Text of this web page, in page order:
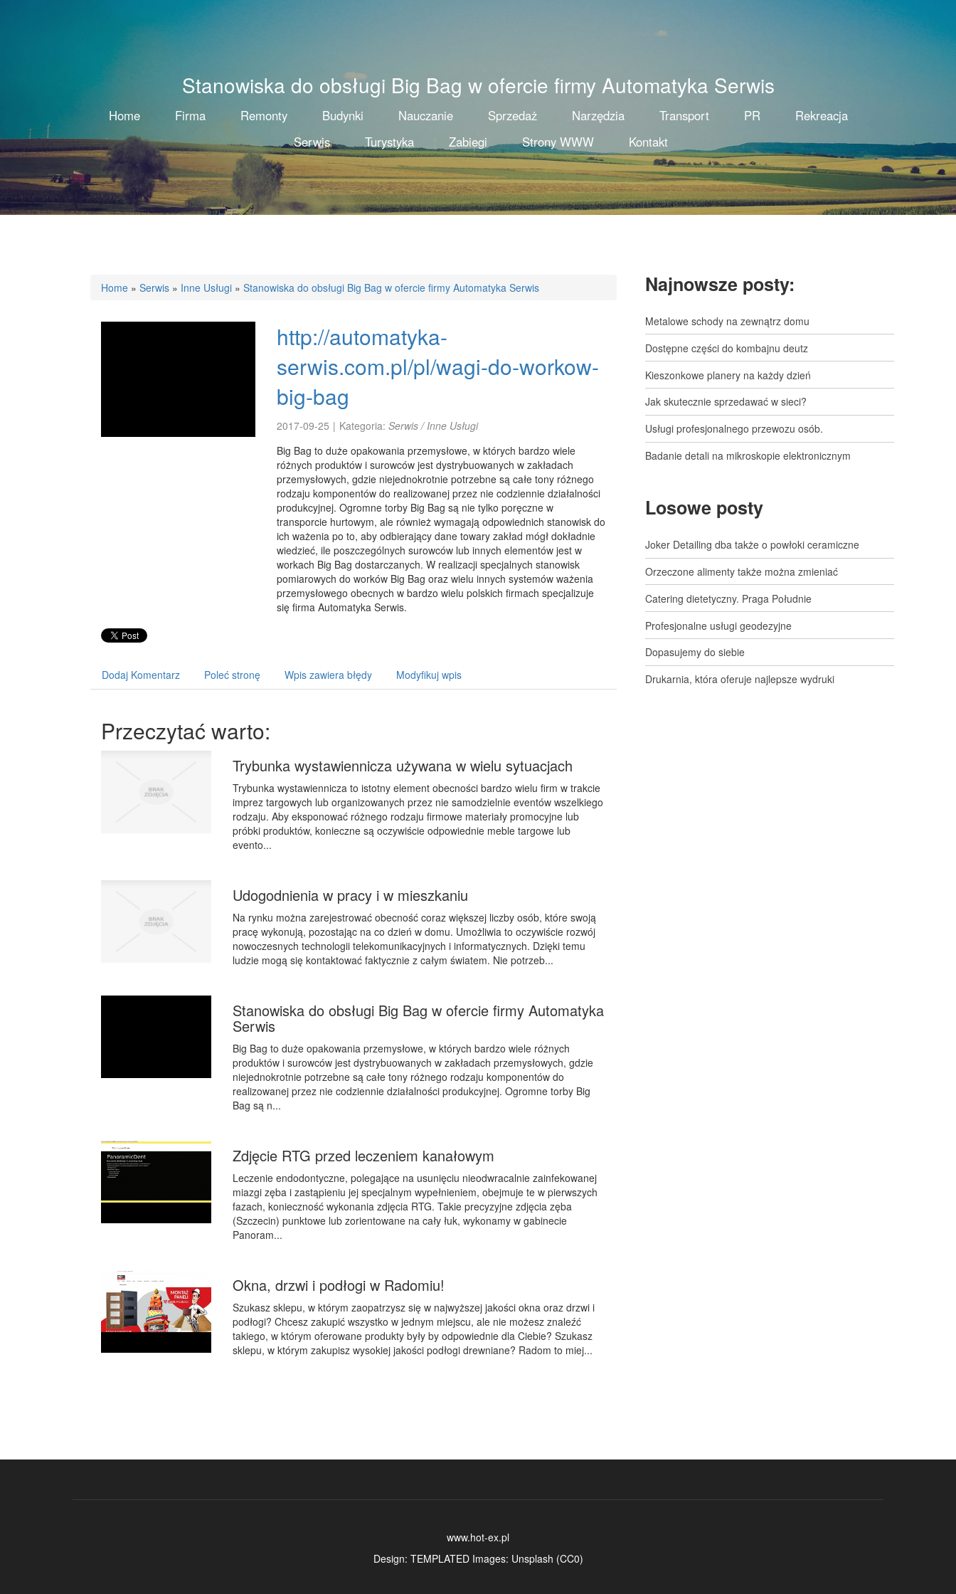
Stanowiska do obsługi Big Bag w ofercie firmy Automatyka Serwis
Home Firma Remonty Budynki Nauczanie Sprzedaż Narzędzia Transport PR
Rekreacja
Serwis
Turystyka Zabiegi Strony WWW Kontakt
Home » Serwis » Inne Usługi » Stanowiska do obsługi Big Bag w ofercie firmy Automatyka Serwis
http://automatyka-
serwis.com.pl/pl/wagi-do-workow-
big-bag
2017-09-25 | Kategoria: Serwis / Inne Usługi
Big Bag to duże opakowania przemysłowe, w których bardzo wiele
różnych produktów i surowców jest dystrybuowanych w zakładach
przemysłowych, gdzie niejednokrotnie potrzebne są całe tony różnego
rodzaju komponentów do realizowanej przez nie codziennie działalności
produkcyjnej. Ogromne torby Big Bag są nie tylko poręczne w
transporcie hurtowym, ale również wymagają odpowiednich stanowisk do
ich ważenia po to, aby odbierający dane towary zakład mógł dokładnie
wiedzieć, ile poszczególnych surowców lub innych elementów jest w
workach Big Bag dostarczanych. W realizacji specjalnych stanowisk
pomiarowych do worków Big Bag oraz wielu innych systemów ważenia
przemysłowego obecnych w bardzo wielu polskich firmach specjalizuje
się firma Automatyka Serwis.
Dodaj Komentarz Poleć stronę Wpis zawiera błędy Modyfikuj wpis
Przeczytać warto:
Trybunka wystawiennicza używana w wielu sytuacjach
Trybunka wystawiennicza to istotny element obecności bardzo wielu firm w trakcie
imprez targowych lub organizowanych przez nie samodzielnie eventów wszelkiego
rodzaju. Aby eksponować różnego rodzaju firmowe materiały promocyjne lub
próbki produktów, konieczne są oczywiście odpowiednie meble targowe lub
evento...
Udogodnienia w pracy i w mieszkaniu
Na rynku można zarejestrować obecność coraz większej liczby osób, które swoją
pracę wykonują, pozostając na co dzień w domu. Umożliwia to oczywiście rozwój
nowoczesnych technologii telekomunikacyjnych i informatycznych. Dzięki temu
ludzie mogą się kontaktować faktycznie z całym światem. Nie potrzeb...
Stanowiska do obsługi Big Bag w ofercie firmy Automatyka
Serwis
Big Bag to duże opakowania przemysłowe, w których bardzo wiele różnych
produktów i surowców jest dystrybuowanych w zakładach przemysłowych, gdzie
niejednokrotnie potrzebne są całe tony różnego rodzaju komponentów do
realizowanej przez nie codziennie działalności produkcyjnej. Ogromne torby Big
Bag są n...
Zdjęcie RTG przed leczeniem kanałowym
Leczenie endodontyczne, polegające na usunięciu nieodwracalnie zainfekowanej
miazgi zęba i zastąpieniu jej specjalnym wypełnieniem, obejmuje te w pierwszych
fazach, konieczność wykonania zdjęcia RTG. Takie precyzyjne zdjęcia zęba
(Szczecin) punktowe lub zorientowane na cały łuk, wykonamy w gabinecie
Panoram...
Okna, drzwi i podłogi w Radomiu!
Szukasz sklepu, w którym zaopatrzysz się w najwyższej jakości okna oraz drzwi i
podłogi? Chcesz zakupić wszystko w jednym miejscu, ale nie możesz znaleźć
takiego, w którym oferowane produkty były by odpowiednie dla Ciebie? Szukasz
sklepu, w którym zakupisz wysokiej jakości podłogi drewniane? Radom to miej...
Najnowsze posty:
Metalowe schody na zewnątrz domu
Dostępne części do kombajnu deutz
Kieszonkowe planery na każdy dzień
Jak skutecznie sprzedawać w sieci?
Usługi profesjonalnego przewozu osób.
Badanie detali na mikroskopie elektronicznym
Losowe posty
Joker Detailing dba także o powłoki ceramiczne
Orzeczone alimenty także można zmieniać
Catering dietetyczny. Praga Południe
Profesjonalne usługi geodezyjne
Dopasujemy do siebie
Drukarnia, która oferuje najlepsze wydruki
www.hot-ex.pl
Design: TEMPLATEDImages: Unsplash (CC0)